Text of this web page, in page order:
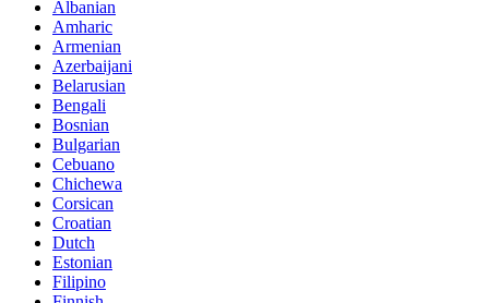
Albanian
Amharic
Armenian
Azerbaijani
Belarusian
Bengali
Bosnian
Bulgarian
Cebuano
Chichewa
Corsican
Croatian
Dutch
Estonian
Filipino